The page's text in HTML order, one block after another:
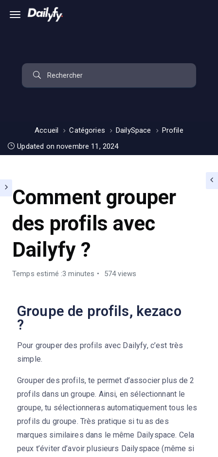
Accueil Catégories DailySpace
Profile
Updated on novembre 11, 2024
Comment grouper
des profils avec
Dailyfy ?
Temps estimé :3 minutes 574 views
Groupe de profils, kezaco
?
Pour grouper des profils avec Dailyfy, c’est très
simple.
Grouper des profils, te permet d’associer plus de 2
profils dans un groupe. Ainsi, en sélectionnant le
groupe, tu sélectionneras automatiquement tous les
profils du groupe. Très pratique si tu as des
marques similaires dans le même Dailyspace. Cela
peux t’éviter d’avoir plusieurs Dailyspace (même si